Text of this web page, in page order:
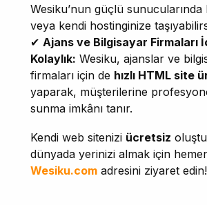
Wesiku’nun güçlü sunucularında
veya kendi hostinginize
✔ Ajans ve Bilgisayar Firmaları
Kolaylık: Wesiku, ajanslar ve
firmaları için de hızlı HTML site
yaparak, müşterilerine
sunma imkânı tanır.
Kendi web sitenizi ücretsiz
dünyada yerinizi almak için
Wesiku.com adresini ziyaret edin!